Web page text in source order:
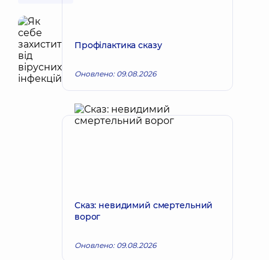
Профілактика сказу
Оновлено: 09.08.2026
Сказ: невидимий смертельний
ворог
Оновлено: 09.08.2026